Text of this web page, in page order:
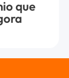
que